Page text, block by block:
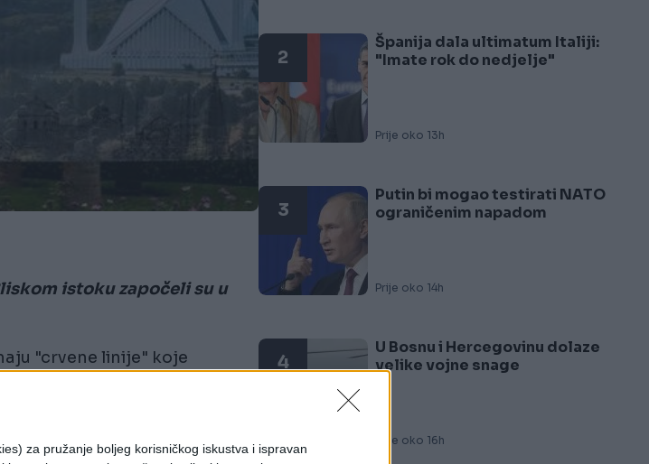
za pružanje boljeg korisničkog iskustva i ispravan
istoku započeli su u
"crvene linije" koje
za CBS News da nisu
2
Španija dala ultimatum Italiji:
"Imate rok do nedjelje"
Prije oko 13h
3
Putin bi mogao testirati NATO
ograničenim napadom
Prije oko 14h
4
U Bosnu i Hercegovinu dolaze
velike vojne snage
Prije oko 16h